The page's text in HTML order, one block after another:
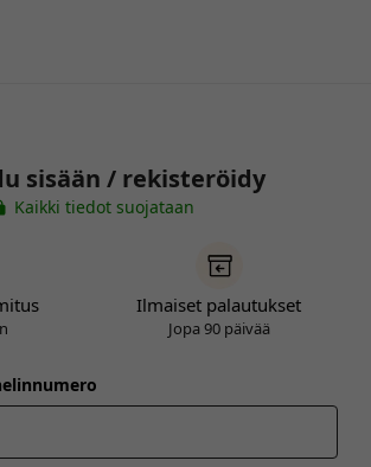
sisään / rekisteröidy
Kaikki tiedot suojataan
Ilmaiset palautukset
Jopa 90 päivää